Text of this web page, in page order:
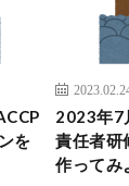
を
2023年7
責任者研
作ってみ